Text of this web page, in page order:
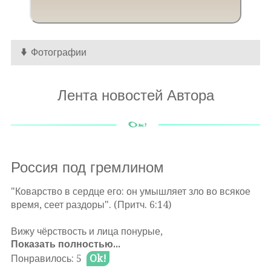
Фотографии
Лента новостей Автора
Россия под гремлином
"Коварство в сердце его: он умышляет зло во всякое
время, сеет раздоры". (Притч. 6:14)
Вижу чёрствость и лица понурые,
И за радужкой глаз темноту:
То Россия под гремлином хмурая,
Показать полностью...
Понравилось: 5
Ok!